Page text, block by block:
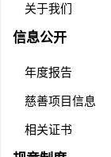
关于我们
信息公开
年度报告
慈善项目信息
相关证书